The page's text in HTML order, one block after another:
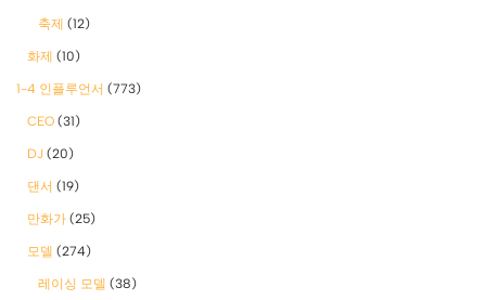
축제 (12)
화제 (10)
1-4 인플루언서 (773)
CEO (31)
DJ (20)
댄서 (19)
만화가 (25)
모델 (274)
레이싱 모델 (38)